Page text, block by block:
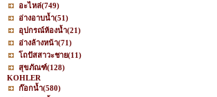
อะไหล่(749)
อ่างอาบน้ำ(51)
อุปกรณ์ห้องน้ำ(21)
อ่างล้างหน้า(71)
โถปัสสาวะชาย(11)
สุขภัณฑ์(128)
KOHLER
ก๊อกน้ำ(580)